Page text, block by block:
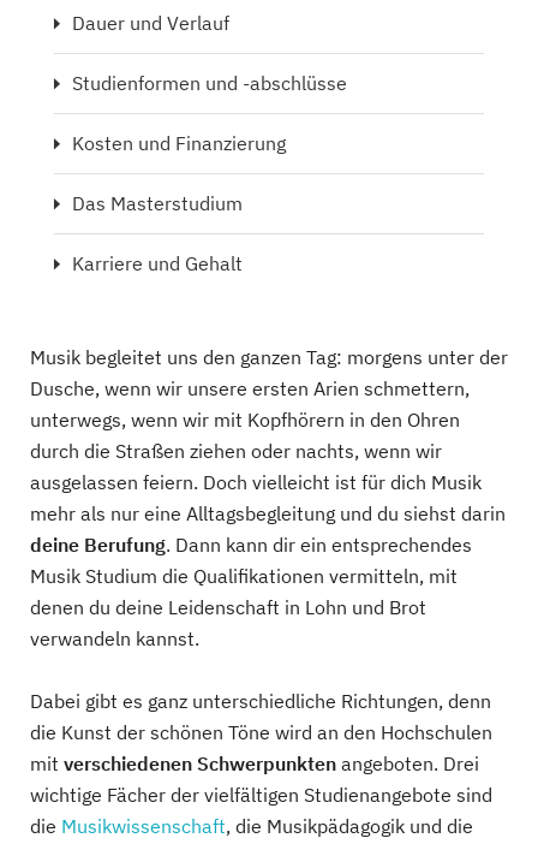
Dauer und Verlauf
Studienformen und -abschlüsse
Kosten und Finanzierung
Das Masterstudium
Karriere und Gehalt
Musik begleitet uns den ganzen Tag: morgens unter der
Dusche, wenn wir unsere ersten Arien schmettern,
unterwegs, wenn wir mit Kopfhörern in den Ohren
durch die Straßen ziehen oder nachts, wenn wir
ausgelassen feiern. Doch vielleicht ist für dich Musik
mehr als nur eine Alltagsbegleitung und du siehst darin
deine Berufung. Dann kann dir ein entsprechendes
Musik Studium die Qualifikationen vermitteln, mit
denen du deine Leidenschaft in Lohn und Brot
verwandeln kannst.
Dabei gibt es ganz unterschiedliche Richtungen, denn
die Kunst der schönen Töne wird an den Hochschulen
mit verschiedenen Schwerpunkten angeboten. Drei
wichtige Fächer der vielfältigen Studienangebote sind
die Musikwissenschaft, die Musikpädagogik und die